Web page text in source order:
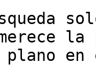
plano